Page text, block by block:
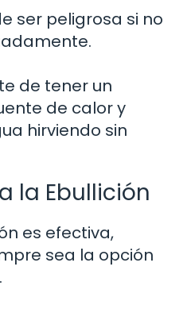
ser peligrosa si no
de tener un
de calor y
hirviendo sin
la Ebullición
es efectiva,
sea la opción